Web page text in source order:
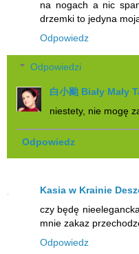
na nogach a nic
drzemki to jedyna
Odpowiedz
Odpowiedzi
白小颱 Biały Mały
niestety, nie mogę
Odpowiedz
Kasia w Krainie
czy będę
mnie zakaz
Odpowiedz